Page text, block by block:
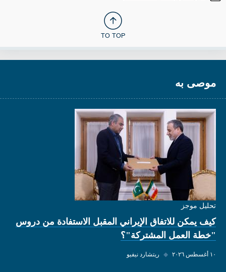
TO TOP
موصى به
تحليل موجز
كيف يمكن للاتفاق الإيراني المقبل الاستفادة من دروس
"خطة العمل المشتركة"؟
١٠ أغسطس ٢٠٢٦ ◆ ريتشارد نيفيو